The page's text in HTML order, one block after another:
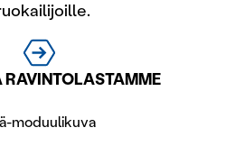
RAVINTOLASTAMME